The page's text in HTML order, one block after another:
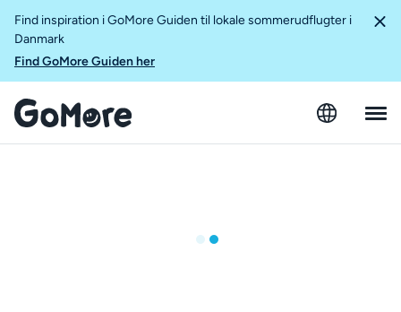
Find inspiration i GoMore Guiden til lokale sommerudflugter i
Danmark
Find GoMore Guiden her